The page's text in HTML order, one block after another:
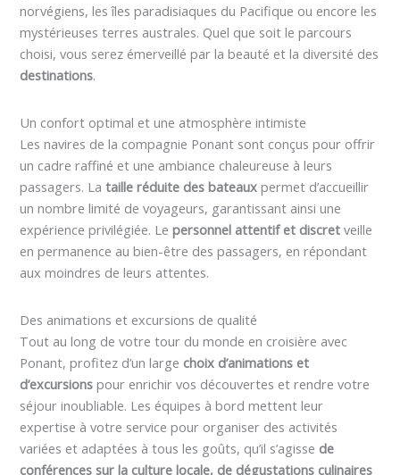
norvégiens, les îles paradisiaques du Pacifique ou encore les
mystérieuses terres australes. Quel que soit le parcours
choisi, vous serez émerveillé par la beauté et la diversité des
destinations.
Un confort optimal et une atmosphère intimiste
Les navires de la compagnie Ponant sont conçus pour offrir
un cadre raffiné et une ambiance chaleureuse à leurs
passagers. Lataille réduite des bateaux permet d’accueillir
un nombre limité de voyageurs, garantissant ainsi une
expérience privilégiée. Lepersonnel attentif et discret veille
en permanence au bien-être des passagers, en répondant
aux moindres de leurs attentes.
Des animations et excursions de qualité
Tout au long de votre tour du monde en croisière avec
Ponant, profitez d’un large choix d’animations et
d’excursions pour enrichir vos découvertes et rendre votre
séjour inoubliable. Les équipes à bord mettent leur
expertise à votre service pour organiser des activités
variées et adaptées à tous les goûts, qu’il s’agisse de
conférences sur la culture locale, de dégustations culinaires